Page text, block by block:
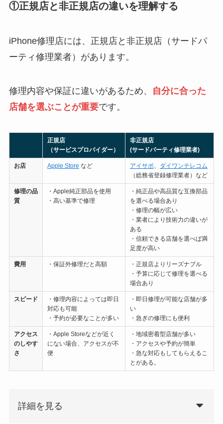
①正規店と非正規店の違いを理解する
iPhone修理店には、正規店と非正規店（サードパ
ーティ修理業者）があります。
修理内容や保証に違いがあるため、
自分に合った
店舗を選ぶことが重要です。
正規店
（サービスプロバイダー）
非正規店
(サードパーティ修理業者)
お店 Apple Store など アイサポ、 ダイワンテレコム
（総務省登録修理業者）など
修理の品
質
・Apple純正部品を使用
・高い基準で修理
・純正品や高品質な互換部品
を選べる場合あり
・修理の幅が広い
・業者により技術力の違いが
ある
・信頼できる店舗を選べば満
足度が高い
費用 ・保証外修理だと高額
・正規店よりリーズナブル
・予算に応じて修理を選べる
場合あり
スピード
・修理内容によっては即日
対応も可能
・予約が必要なことが多い
・即日修理が可能な店舗が多
い
・急ぎの修理にも便利
アクセス
のしやす
さ
・Apple Storeなどが近く
にない場合、アクセスが不
便
・地域密着型店舗が多い
・アクセスや予約が簡単
・急な対応もしてもらえるこ
とがある。
詳細を見る